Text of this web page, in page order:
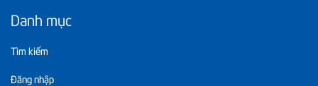
Danh mục
Tìm kiếm
Đăng nhập